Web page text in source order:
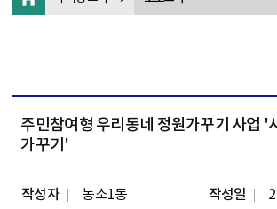
주민참여형 우리동네 정원가꾸기 사업 '
가꾸기'
작성자 농소1동 작성일